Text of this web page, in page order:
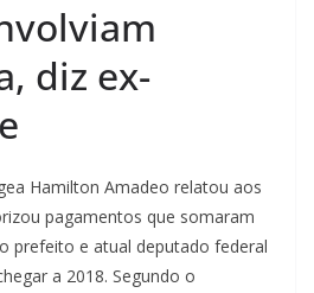
diz ex-
Hamilton Amadeo relatou aos
pagamentos que somaram
prefeito e atual deputado federal
a 2018. Segundo o